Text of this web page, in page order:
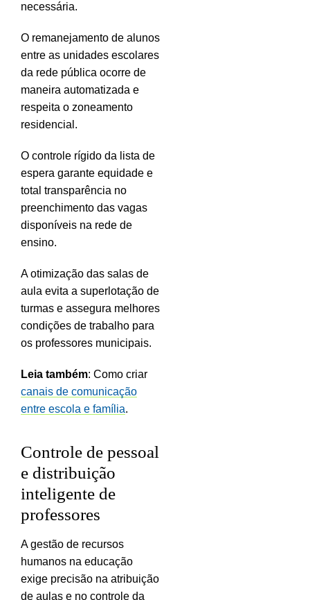
necessária.
O remanejamento de alunos
entre as unidades escolares
da rede pública ocorre de
maneira automatizada e
respeita o zoneamento
residencial.
O controle rígido da lista de
espera garante equidade e
total transparência no
preenchimento das vagas
disponíveis na rede de
ensino.
A otimização das salas de
aula evita a superlotação de
turmas e assegura melhores
condições de trabalho para
os professores municipais.
Leia também: Como criar
canais de comunicação
entre escola e família.
Controle de pessoal
e distribuição
inteligente de
professores
A gestão de recursos
humanos na educação
exige precisão na atribuição
de aulas e no controle da